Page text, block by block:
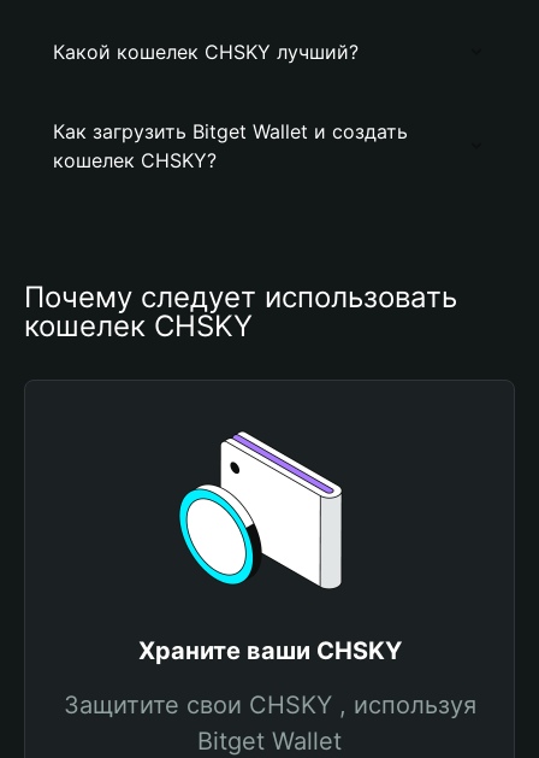
Какой кошелек CHSKY лучший?
Как загрузить Bitget Wallet и создать
кошелек CHSKY?
Почему следует использовать
кошелек CHSKY
Храните ваши CHSKY
Защитите свои CHSKY , используя
Bitget Wallet